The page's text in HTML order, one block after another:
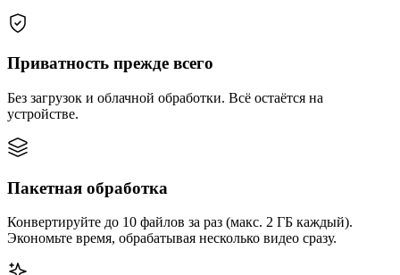
Приватность прежде всего
Без загрузок и облачной обработки. Всё остаётся на
устройстве.
Пакетная обработка
Конвертируйте до 10 файлов за раз (макс. 2 ГБ каждый).
Экономьте время, обрабатывая несколько видео сразу.